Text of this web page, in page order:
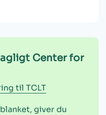
Center for
til TCLT
giver du